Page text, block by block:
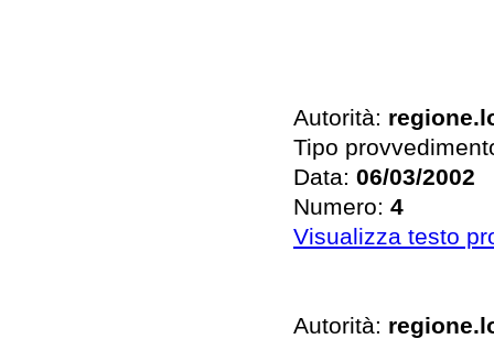
Autorità:
Tipo
Data: 06/03/2002
Numero: 4
Visualizza testo
Autorità: